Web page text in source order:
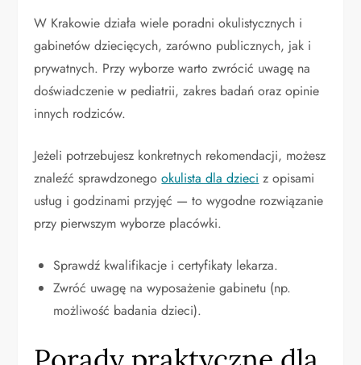
W Krakowie działa wiele poradni okulistycznych i
gabinetów dziecięcych, zarówno publicznych, jak i
prywatnych. Przy wyborze warto zwrócić uwagę na
doświadczenie w pediatrii, zakres badań oraz opinie
innych rodziców.
Jeżeli potrzebujesz konkretnych rekomendacji, możesz
znaleźć sprawdzonegookulista dla dzieci z opisami
usług i godzinami przyjęć — to wygodne rozwiązanie
przy pierwszym wyborze placówki.
Sprawdź kwalifikacje i certyfikaty lekarza.
Zwróć uwagę na wyposażenie gabinetu (np.
możliwość badania dzieci).